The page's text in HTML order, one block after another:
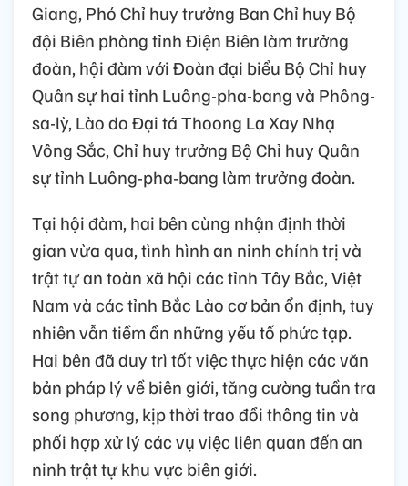
Giang, Phó Chỉ huy trưởng Ban Chỉ huy Bộ
đội Biên phòng tỉnh Điện Biên làm trưởng
đoàn, hội đàm với Đoàn đại biểu Bộ Chỉ huy
Quân sự hai tỉnh Luông-pha-bang và Phông-
sa-lỳ, Lào do Đại tá Thoong La Xay Nhạ
Vông Sắc, Chỉ huy trưởng Bộ Chỉ huy Quân
sự tỉnh Luông-pha-bang làm trưởng đoàn.
Tại hội đàm, hai bên cùng nhận định thời
gian vừa qua, tình hình an ninh chính trị và
trật tự an toàn xã hội các tỉnh Tây Bắc, Việt
Nam và các tỉnh Bắc Lào cơ bản ổn định, tuy
nhiên vẫn tiềm ẩn những yếu tố phức tạp.
Hai bên đã duy trì tốt việc thực hiện các văn
bản pháp lý về biên giới, tăng cường tuần tra
song phương, kịp thời trao đổi thông tin và
phối hợp xử lý các vụ việc liên quan đến an
ninh trật tự khu vực biên giới.